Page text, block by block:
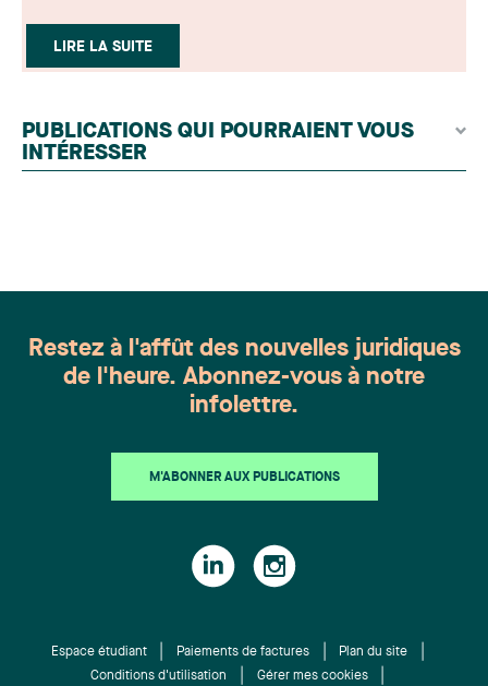
sélection rigoureux, fondé sur des nominations
issues du lectorat, d'associations juridiques et de
par un jury indépendant composé de praticiens
chevronnés en droit de la famille provenant de
l'ensemble du Canada. Cette distinction
LIRE LA SUITE
PUBLICATIONS QUI POURRAIENT VOUS
INTÉRESSER
Restez à l'affût des nouvelles juridiques
de l'heure. Abonnez-vous à notre
infolettre.
M'ABONNER AUX PUBLICATIONS
Espace étudiant Paiements de factures
Plan du site
Conditions d'utilisation
Gérer mes cookies